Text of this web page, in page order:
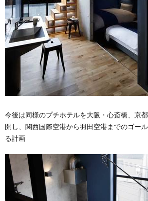
今後は同様のプチホテルを大阪・心斎橋、京
開し、関西国際空港から羽田空港までのゴー
る計画